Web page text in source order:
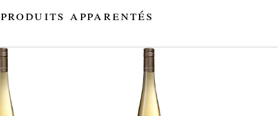
produits apparentés